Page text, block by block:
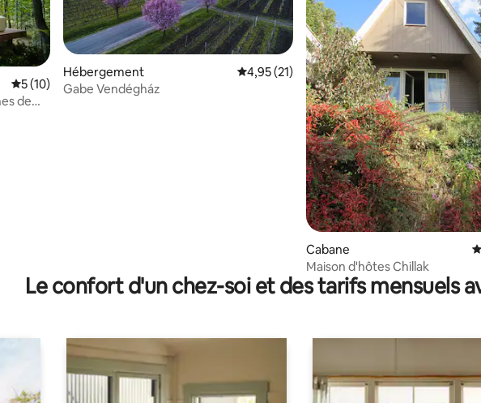
Évaluation moyenne sur la base de 10 commentaires : 5 sur 5
5 (10)
de
Hébergement Évaluation moyenne sur la base de 21
4,95 (21)
Gabe Vendégház
Cabane
Maison d'hôtes Chillak
Le confort d'un chez-soi et des tarifs mensuels